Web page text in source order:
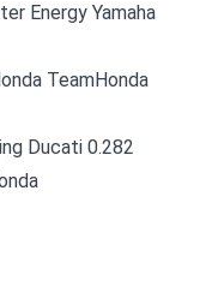
Energy Yamaha
TeamHonda
Ducati 0.282